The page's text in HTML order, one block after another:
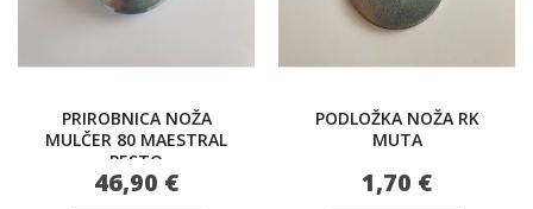
PRIROBNICA NOŽA
MULČER 80 MAESTRAL
PESTO
46,90 €
PODLOŽKA NOŽA RK
MUTA
1,70 €